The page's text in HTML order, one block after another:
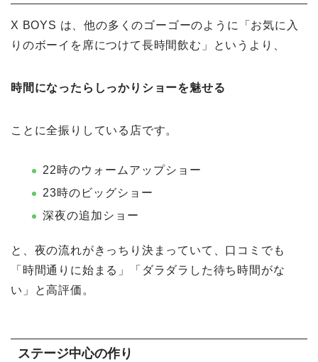
X BOYS は、他の多くのゴーゴーのように「お気に入
りのボーイを席につけて長時間飲む」というより、
時間になったらしっかりショーを魅せる
ことに全振りしている店です。
22時のウォームアップショー
23時のビッグショー
深夜の追加ショー
と、夜の流れがきっちり決まっていて、口コミでも
「時間通りに始まる」「ダラダラした待ち時間がな
い」と高評価。
ステージ中心の作り